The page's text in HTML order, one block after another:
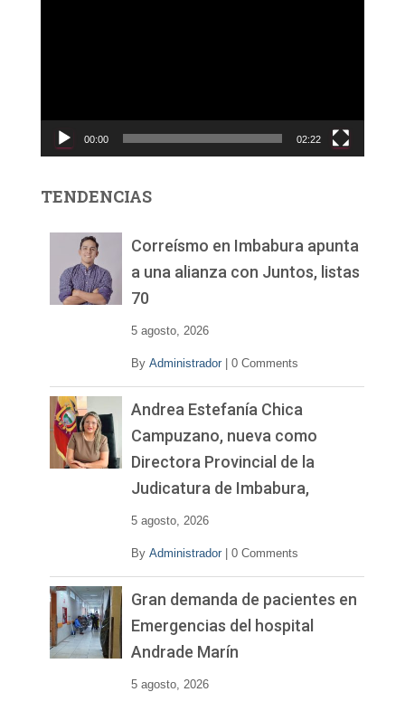
c
d
00:00 02:22
TENDENCIAS
Correísmo en Imbabura apunta
a una alianza con Juntos, listas
70
5 agosto, 2026
By Administrador 0 Comments
Andrea Estefanía Chica
Campuzano, nueva como
Directora Provincial de la
Judicatura de Imbabura,
5 agosto, 2026
By Administrador 0 Comments
Gran demanda de pacientes en
Emergencias del hospital
Andrade Marín
5 agosto, 2026